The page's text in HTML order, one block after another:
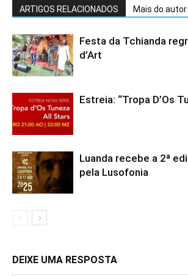
ARTIGOS RELACIONADOS Mais do autor
Festa da Tchianda
d’Art
Estreia: “Tropa D’Os
Luanda recebe a 2ª
pela Lusofonia
DEIXE UMA RESPOSTA